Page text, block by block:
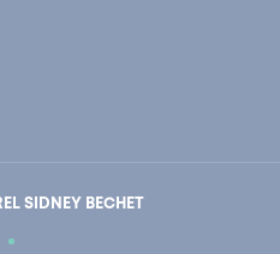
SIDNEY BECHET